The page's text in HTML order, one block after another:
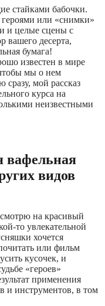
стайками бабочки.
или «снимки»
и целые сцены с
вашего десерта,
бумага!
известен в мире
мы о нем
мой рассказ
курса на
неизвестными
вафельная
видов
на красивый
то увлекательной
хочется
или фильм
кусочек, и
«героев»
применения
и инструментов, в том